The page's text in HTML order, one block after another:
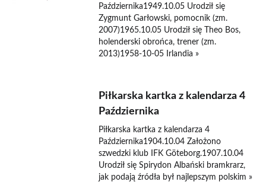
Października1949.10.05 Urodził się
Zygmunt Garłowski, pomocnik (zm.
2007)1965.10.05 Urodził się Theo Bos,
holenderski obrońca, trener (zm.
2013)1958-10-05 Irlandia »
Piłkarska kartka z kalendarza 4
Października
Piłkarska kartka z kalendarza 4
Października1904.10.04 Założono
szwedzki klub IFK Göteborg.1907.10.04
Urodził się Spirydon Albański bramkrarz,
jak podają źródła był najlepszym polskim »